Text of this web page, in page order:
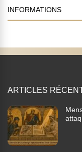
INFORMATIONS
ARTICLES